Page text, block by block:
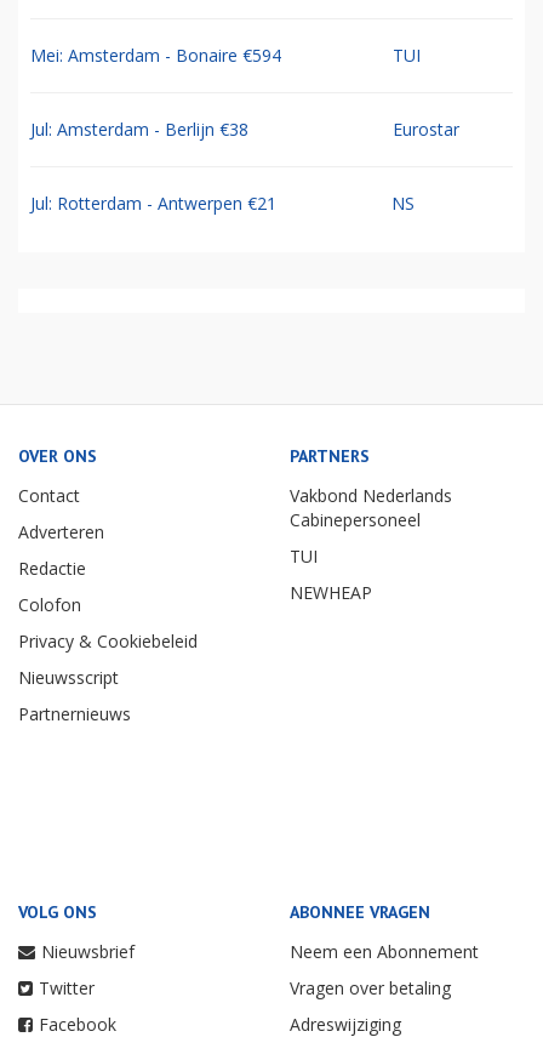
Mei: Amsterdam - Bonaire €594 TUI
Jul: Amsterdam - Berlijn €38 Eurostar
Jul: Rotterdam - Antwerpen €21 NS
OVER ONS
Contact
Adverteren
Redactie
Colofon
Privacy & Cookiebeleid
Nieuwsscript
Partnernieuws
PARTNERS
Vakbond Nederlands
Cabinepersoneel
TUI
NEWHEAP
VOLG ONS
Nieuwsbrief
Twitter
Facebook
ABONNEE VRAGEN
Neem een Abonnement
Vragen over betaling
Adreswijziging